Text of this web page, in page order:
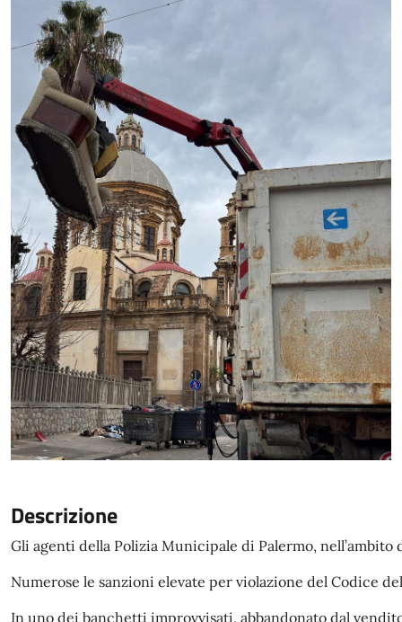
Descrizione
Gli agenti della Polizia Municipale di Palermo,
Numerose le sanzioni elevate per violazione del Codice
In uno dei banchetti improvvisati, abbandonato dal